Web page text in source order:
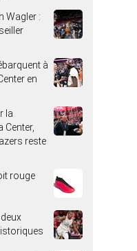
Wagler :
à
en
la
reste
rouge